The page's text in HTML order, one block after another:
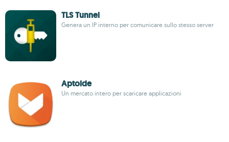
TLS Tunnel
Genera un IP interno per comunicare sullo stesso server
Aptoide
Un mercato intero per scaricare applicazioni